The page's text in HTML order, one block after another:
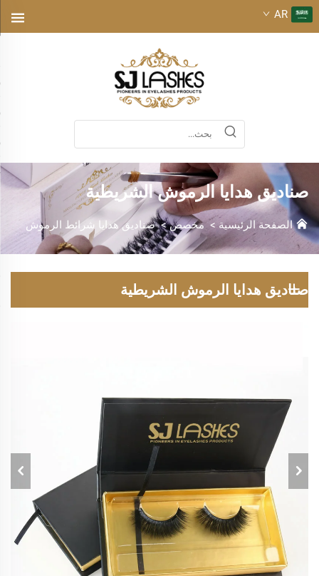
AR
صناديق هدايا الرموش الشريطية
الصفحة الرئيسية> مخصص>صناديق هدايا شرائط الرموش
صناديق هدايا الرموش الشريطية